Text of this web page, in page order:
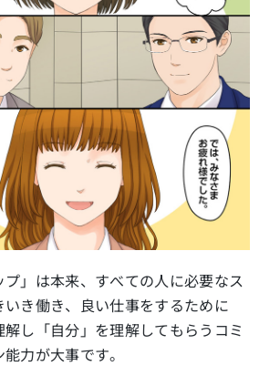
プ」は本来、すべての人に必要なス
き働き、良い仕事をするために
し「自分」を理解してもらうコミ
力が大事です。